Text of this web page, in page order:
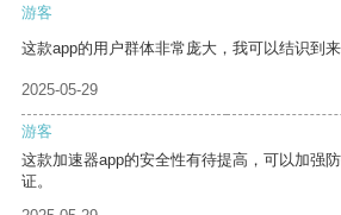
游客
这款app的用户群体非常庞大，我可以结识到来
2025-05-29
游客
这款加速器app的安全性有待提高，可以加强
证。